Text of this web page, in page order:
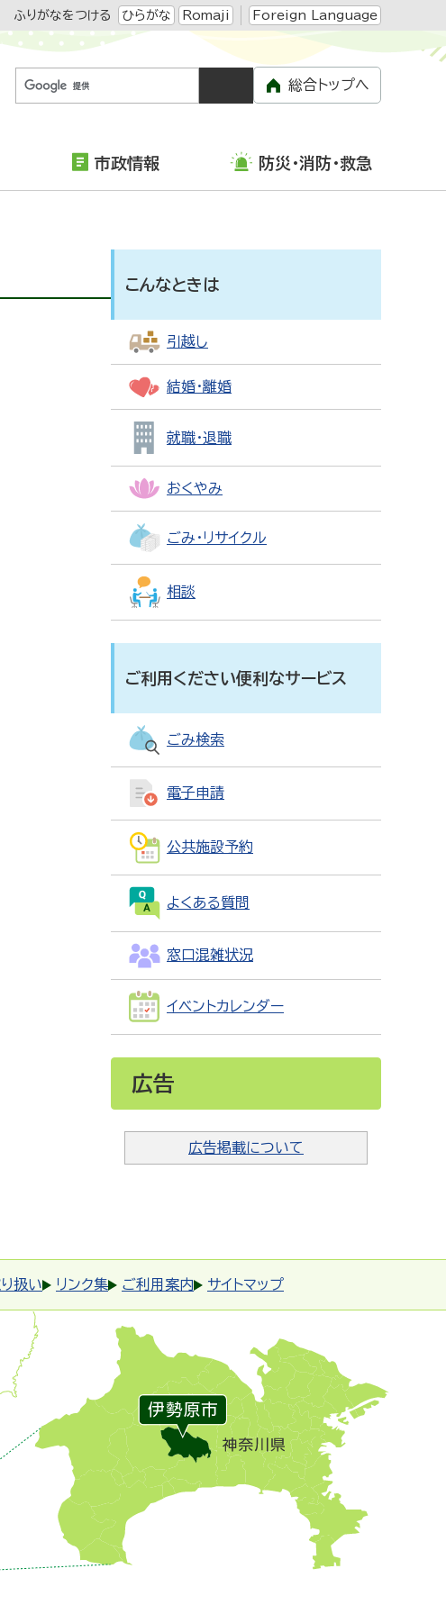
ふりがなをつける ひらがな Romaji Foreign Language
総合トップへ
市政情報 防災・消防・救急
こんなときは
引越し
結婚・離婚
就職・退職
おくやみ
ごみ・リサイクル
相談
ご利用ください便利なサービス
ごみ検索
電子申請
公共施設予約
よくある質問
窓口混雑状況
イベントカレンダー
広告
広告掲載について
扱い リンク集 ご利用案内 サイトマップ